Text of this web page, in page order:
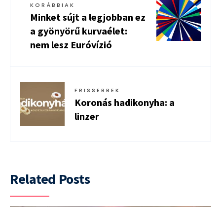
KORÁBBIAK
Minket sújt a legjobban ez
a gyönyörű kurvaélet:
nem lesz Euróvízió
FRISSEBBEK
Koronás hadikonyha: a
linzer
Related Posts